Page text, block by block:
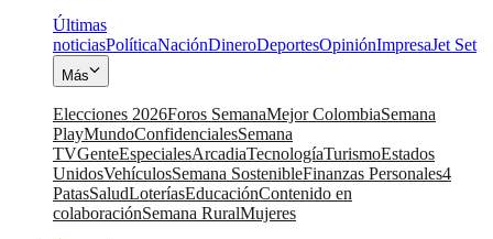
Últimas
noticiasPolíticaNaciónDineroDeportesOpiniónImpresaJet Set
Más
Elecciones 2026Foros SemanaMejor ColombiaSemana
PlayMundoConfidencialesSemana
TVGenteEspecialesArcadiaTecnologíaTurismoEstados
UnidosVehículosSemana SostenibleFinanzas Personales4
PatasSaludLoteríasEducaciónContenido en
colaboraciónSemana RuralMujeres